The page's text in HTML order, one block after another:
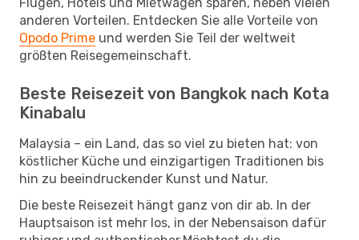
anderen Vorteilen. Entdecken Sie alle Vorteile von
Opodo Prime und werden Sie Teil der weltweit
größten Reisegemeinschaft.
Beste Reisezeit von Bangkok nach Kota
Kinabalu
Malaysia – ein Land, das so viel zu bieten hat: von
köstlicher Küche und einzigartigen Traditionen bis
hin zu beeindruckender Kunst und Natur.
Die beste Reisezeit hängt ganz von dir ab. In der
Hauptsaison ist mehr los, in der Nebensaison dafür